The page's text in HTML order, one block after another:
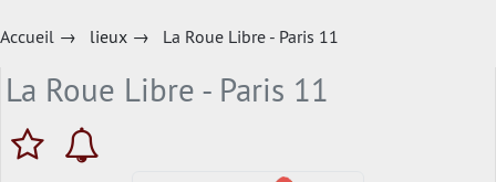
Accueil → lieux → La Roue Libre - Paris 11
La Roue Libre - Paris 11